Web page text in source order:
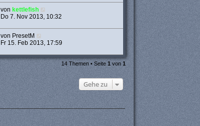
von kettlefish
Do 7. Nov 2013, 10:32
von PresetM
Fr 15. Feb 2013, 17:59
14 Themen • Seite1 von1
Gehe zu